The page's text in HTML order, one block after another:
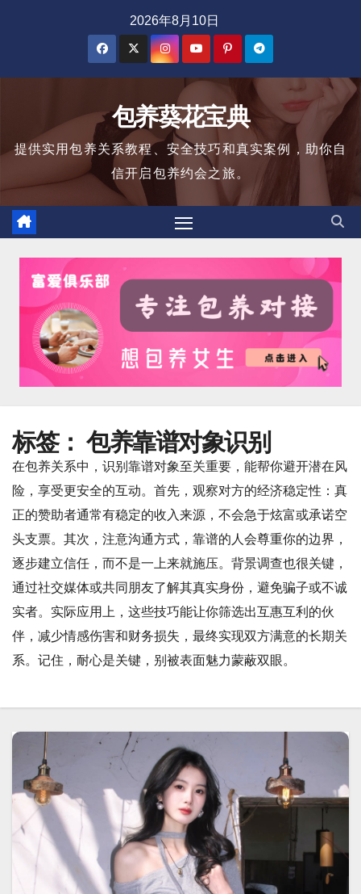
2026年8月10日
包养葵花宝典
提供实用包养关系教程、安全技巧和真实案例，助你自
信开启包养约会之旅。
标签： 包养靠谱对象识别
在包养关系中，识别靠谱对象至关重要，能帮你避开潜在风
险，享受更安全的互动。首先，观察对方的经济稳定性：真
正的赞助者通常有稳定的收入来源，不会急于炫富或承诺空
头支票。其次，注意沟通方式，靠谱的人会尊重你的边界，
逐步建立信任，而不是一上来就施压。背景调查也很关键，
通过社交媒体或共同朋友了解其真实身份，避免骗子或不诚
实者。实际应用上，这些技巧能让你筛选出互惠互利的伙
伴，减少情感伤害和财务损失，最终实现双方满意的长期关
系。记住，耐心是关键，别被表面魅力蒙蔽双眼。